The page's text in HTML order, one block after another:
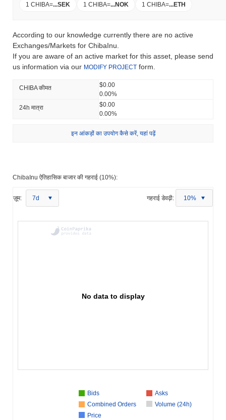
1 CHIBA=...SEK 1 CHIBA=...NOK 1 CHIBA=...ETH
According to our knowledge currently there are no active
Exchanges/Markets for ChibaInu.
If you are aware of an active market for this asset, please send
us information via our MODIFY PROJECT form.
CHIBA कीमत
$0.00
0.00%
24h मात्रा
$0.00
0.00%
इन आंकड़ों का उपयोग कैसे करें, यहां पढ़ें
ChibaInu ऐतिहासिक बाजार की गहराई (10%):
ज़ूम: 7d गहराई डेवढ़ी: 10%
No data to display
Bids
Asks
Combined Orders
Volume (24h)
Price